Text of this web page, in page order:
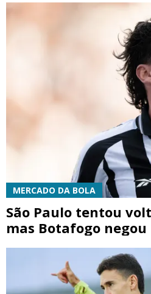
MERCADO DA BOLA
São Paulo tentou
mas Botafogo negou